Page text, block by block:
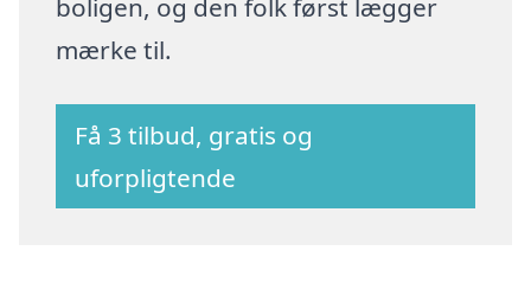
boligen, og den folk først lægger
mærke til.
Få 3 tilbud, gratis og
uforpligtende